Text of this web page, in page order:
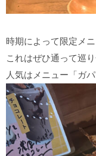
時期によって限定メ
これはぜひ通って巡
人気はメニュー「ガパ